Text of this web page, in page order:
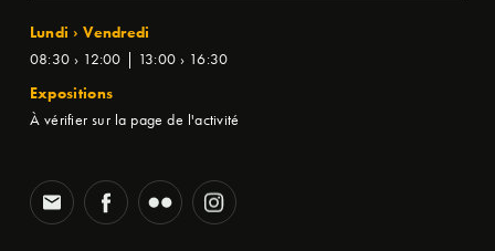
Lundi › Vendredi
08:30 › 12:00 | 13:00 › 16:30
Expositions
À vérifier sur la page de l'activité